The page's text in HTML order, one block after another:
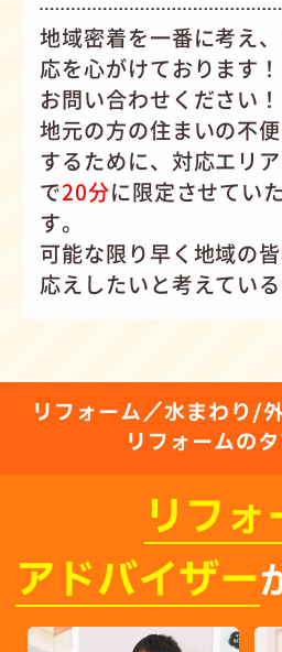
地域密着を一番に考え
応を心がけております
お問い合わせください！
地元の方の住まいの不
するために、対応エリ
で20分に限定させてい
す。
可能な限り早く地域の
応えしたいと考えている
リフォーム／水まわり/
リフォームの
リフォ
アドバイザー